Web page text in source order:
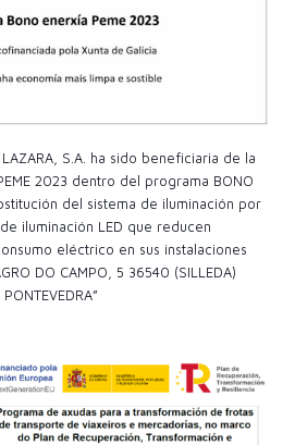
LAZARA, S.A. ha sido beneficiaria de la
2023 dentro del programa BONO
del sistema de iluminación por
iluminación LED que reducen
eléctrico en sus instalaciones
DO CAMPO, 5 36540 (SILLEDA)
PONTEVEDRA”